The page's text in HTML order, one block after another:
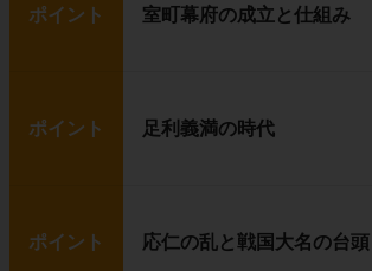
ポイント 室町幕府の成立と仕組み
ポイント 足利義満の時代
ポイント 応仁の乱と戦国大名の台頭